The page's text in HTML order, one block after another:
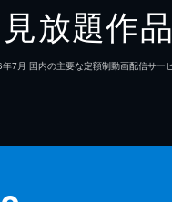
見放題作
7⽉ 国内の主要な定額制動画配信サー